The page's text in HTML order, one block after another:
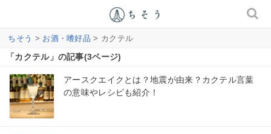
ちそう > お酒・嗜好品 > カクテル
「カクテル」の記事(3ページ)
アースクエイクとは？地震が由来？カクテル言葉
の意味やレシピも紹介！